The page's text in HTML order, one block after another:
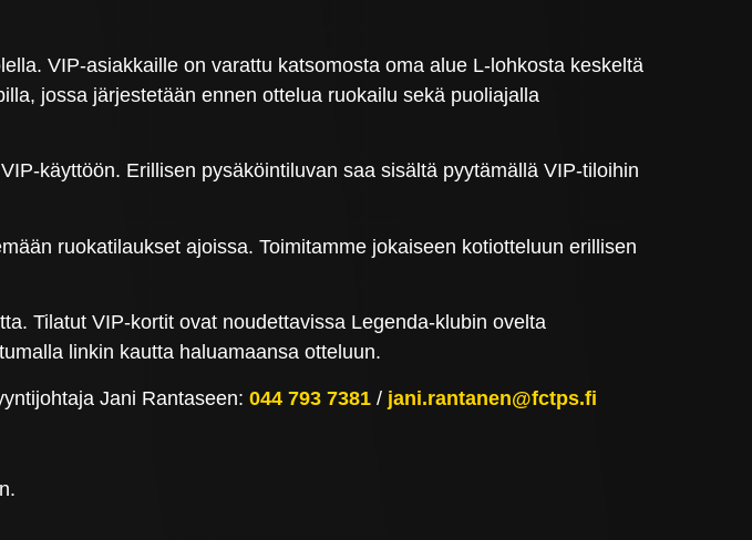
VIP-asiakkaille on varattu katsomosta oma alue L-lohkosta keskeltä
jossa järjestetään ennen ottelua ruokailu sekä puoliajalla
käyttöön. Erillisen pysäköintiluvan saa sisältä pyytämällä VIP-tiloihin
ruokatilaukset ajoissa. Toimitamme jokaiseen kotiotteluun erillisen
Tilatut VIP-kortit ovat noudettavissa Legenda-klubin ovelta
linkin kautta haluamaansa otteluun.
Jani Rantaseen:044 793 7381 / jani.rantanen@fctps.fi